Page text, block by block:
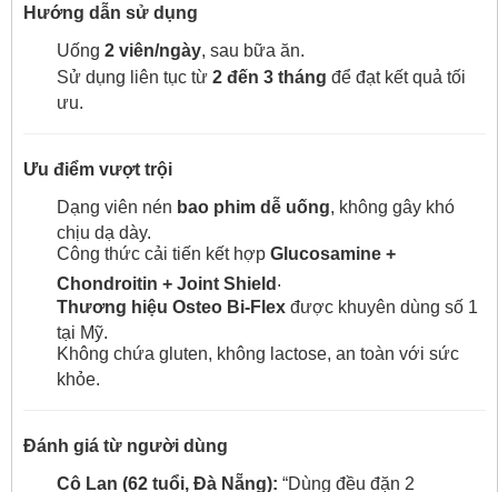
Hướng dẫn sử dụng
Uống 2 viên/ngày, sau bữa ăn.
Sử dụng liên tục từ 2 đến 3 tháng để đạt kết quả tối
ưu.
Ưu điểm vượt trội
Dạng viên nén bao phim dễ uống, không gây khó
chịu dạ dày.
Công thức cải tiến kết hợp Glucosamine +
Chondroitin + Joint Shield .
Thương hiệu Osteo Bi-Flex được khuyên dùng số 1
tại Mỹ.
Không chứa gluten, không lactose, an toàn với sức
khỏe.
Đánh giá từ người dùng
Cô Lan (62 tuổi, Đà Nẵng): “Dùng đều đặn 2